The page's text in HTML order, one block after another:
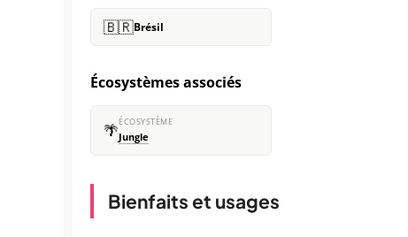
🇧🇷Brésil
Écosystèmes associés
🌴ÉCOSYSTÈME
Jungle
Bienfaits et usages